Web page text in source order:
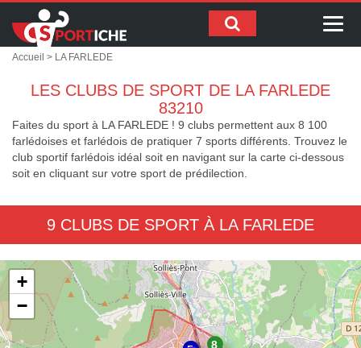
Accueil > LA FARLEDE
LES CLUBS DE SPORT DE LA FARLEDE
83210
Faites du sport à LA FARLEDE ! 9 clubs permettent aux 8 100
farlédoises et farlédois de pratiquer 7 sports différents. Trouvez le
club sportif farlédois idéal soit en navigant sur la carte ci-dessous
soit en cliquant sur votre sport de prédilection.
9 CLUBS DE SPORT À LA FARLEDE
+
−